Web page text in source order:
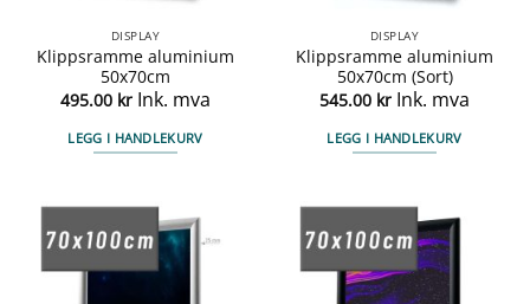
DISPLAY
Klippsramme aluminium
50x70cm
495.00 kr Ink. mva
LEGG I HANDLEKURV
DISPLAY
Klippsramme aluminium
50x70cm (Sort)
545.00 kr Ink. mva
LEGG I HANDLEKURV